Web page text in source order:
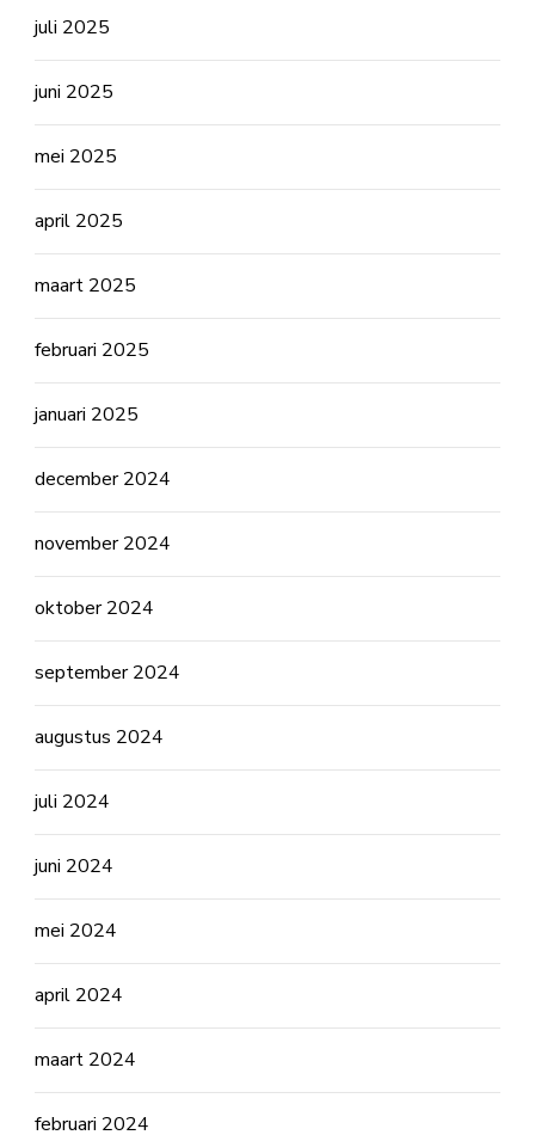
juli 2025
juni 2025
mei 2025
april 2025
maart 2025
februari 2025
januari 2025
december 2024
november 2024
oktober 2024
september 2024
augustus 2024
juli 2024
juni 2024
mei 2024
april 2024
maart 2024
februari 2024